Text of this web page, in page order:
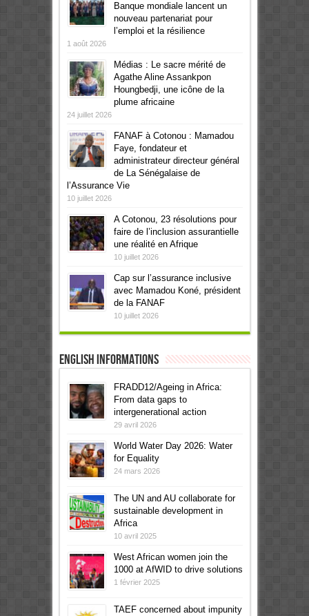
Banque mondiale lancent un
nouveau partenariat pour
l’emploi et la résilience
1 août 2026
Médias : Le sacre mérité de
Agathe Aline Assankpon
Houngbedji, une icône de la
plume africaine
24 juillet 2026
FANAF à Cotonou : Mamadou
Faye, fondateur et
administrateur directeur général
de La Sénégalaise de
l’Assurance Vie
10 juillet 2026
A Cotonou, 23 résolutions pour
faire de l’inclusion assurantielle
une réalité en Afrique
10 juillet 2026
Cap sur l’assurance inclusive
avec Mamadou Koné, président
de la FANAF
10 juillet 2026
English informations
FRADD12/Ageing in Africa:
From data gaps to
intergenerational action
29 avril 2026
World Water Day 2026: Water
for Equality
24 mars 2026
The UN and AU collaborate for
sustainable development in
Africa
10 avril 2025
West African women join the
1000 at AfWID to drive solutions
1 février 2025
TAEF concerned about impunity